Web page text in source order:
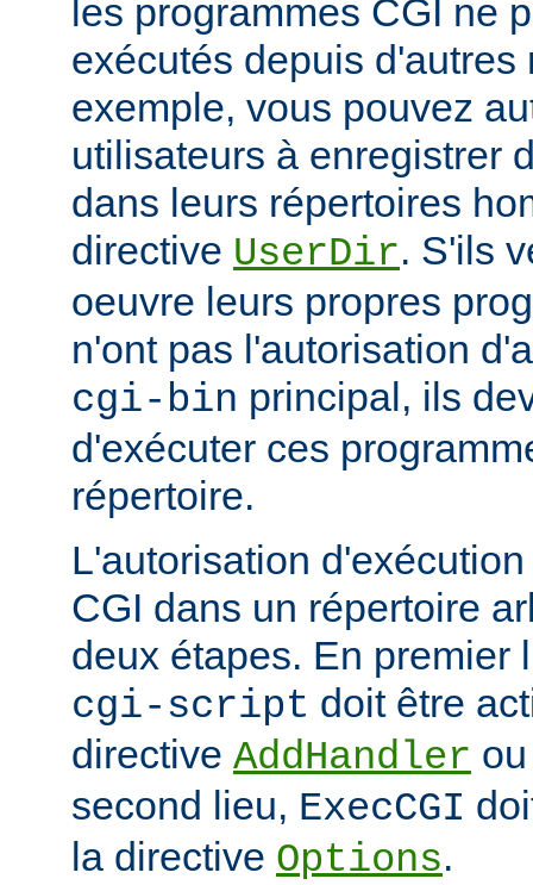
les programmes CGI ne
exécutés depuis d'autres
exemple, vous pouvez
utilisateurs à enregistrer
dans leurs répertoires
directive UserDir. S'ils
oeuvre leurs propres
n'ont pas l'autorisation
cgi-bin principal, ils
d'exécuter ces
répertoire.
L'autorisation
CGI dans un répertoire
deux étapes. En premier
cgi-script doit être
directive AddHandler
second lieu, ExecCGI
la directive Options.